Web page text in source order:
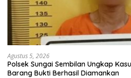
Agustus 5, 2026
Polsek Sungai Sembilan Ungkap
Barang Bukti Berhasil Diamankan